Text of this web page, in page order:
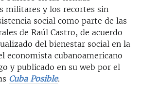
militares y los recortes sin
social como parte de las
de Raúl Castro, de acuerdo
del bienestar social en la
economista cubanoamericano
y publicado en su web por el
Cuba Posible.